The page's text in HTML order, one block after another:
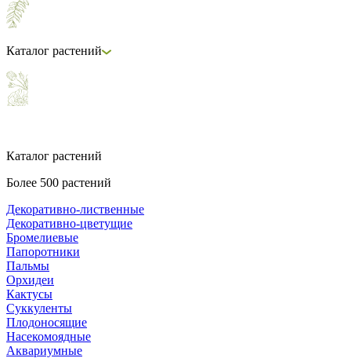
Каталог растений
Каталог растений
Более 500 растений
Декоративно-лиственные
Декоративно-цветущие
Бромелиевые
Папоротники
Пальмы
Орхидеи
Кактусы
Суккуленты
Плодоносящие
Насекомоядные
Аквариумные